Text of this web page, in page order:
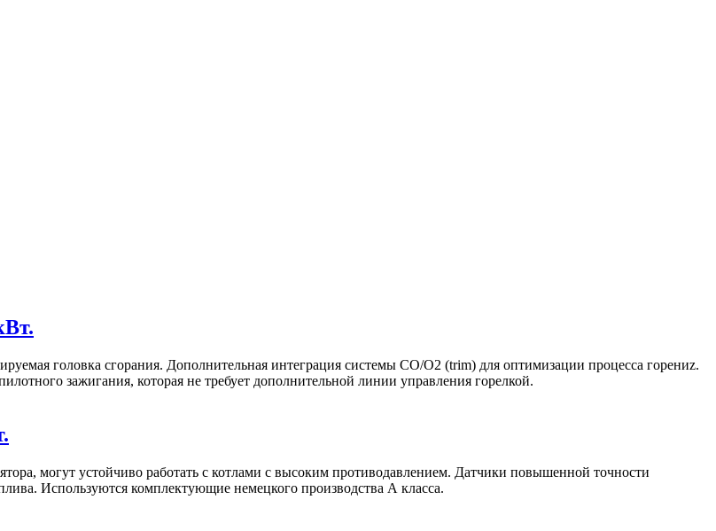
головка сгорания. Дополнительная интеграция системы CO/O2 (trim) для оптимизации процесса горениz.
зажигания, которая не требует дополнительной линии управления горелкой.
могут устойчиво работать с котлами с высоким противодавлением. Датчики повышенной точности
Используются комплектующие немецкого производства А класса.